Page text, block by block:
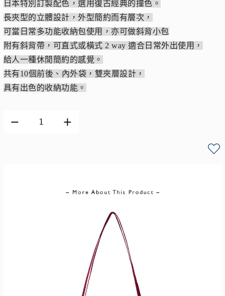
日本特別訂製配色，選用復古經典的撞色。
長夾型的立體設計，外型簡約而有層次，
可當日常多功能收納包使用，亦可做斜背小包
附有斜背帶，可直式或橫式 2 way 適合日常外出使用，
給人一種休閒簡約的感覺。
共有10個前後、內外袋，雙夾層設計，
具有出色的收納功能。